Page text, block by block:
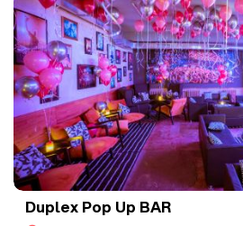
Duplex Pop Up BAR